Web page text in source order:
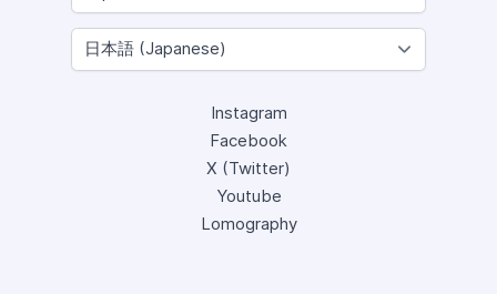
Instagram
Facebook
X (Twitter)
Youtube
Lomography